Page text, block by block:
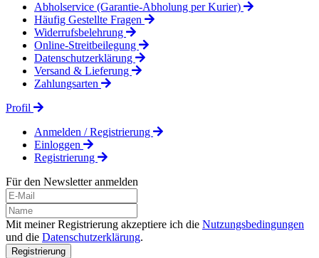
Abholservice (Garantie-Abholung per Kurier)
Häufig Gestellte Fragen
Widerrufsbelehrung
Online-Streitbeilegung
Datenschutzerklärung
Versand & Lieferung
Zahlungsarten
Profil
Anmelden / Registrierung
Einloggen
Registrierung
Für den Newsletter anmelden
Mit meiner Registrierung akzeptiere ich die Nutzungsbedingungen
und die Datenschutzerklärung.
Registrierung